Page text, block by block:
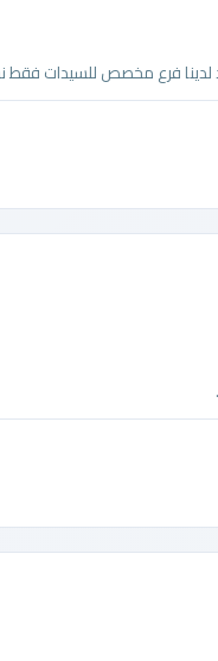
فرع مخصص للسيدات فقط